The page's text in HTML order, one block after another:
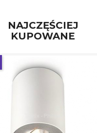
NAJCZĘŚCIEJ
KUPOWANE